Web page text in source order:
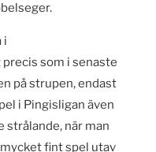
i
som i senaste
på strupen, endast
i Pingisligan även
strålande, när man
fint spel utav